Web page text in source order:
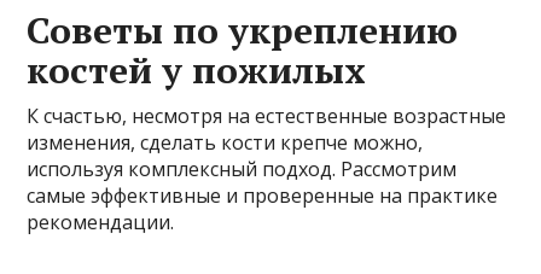
Советы по укреплению
костей у пожилых
К счастью, несмотря на естественные возрастные
изменения, сделать кости крепче можно,
используя комплексный подход. Рассмотрим
самые эффективные и проверенные на практике
рекомендации.